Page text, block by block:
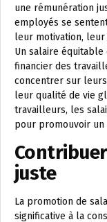
une rémunération
employés se
leur motivation,
Un salaire
financier des
concentrer sur
leur qualité de vie
travailleurs, les
pour promouvoir un
juste
La promotion de
significative à la